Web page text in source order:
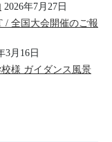
2026年7月27日
/ 全国大会開催のご報
3月16日
様 ガイダンス風景